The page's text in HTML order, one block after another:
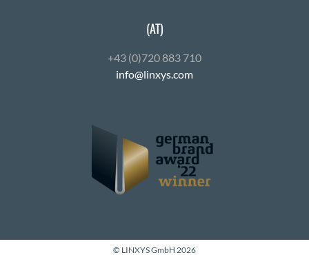
(AT)
+43 (0)720 883 710
info@linxys.com
© LINXYS GmbH 2026